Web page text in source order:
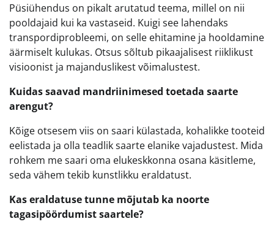
Püsiühendus on pikalt arutatud teema, millel on nii
pooldajaid kui ka vastaseid. Kuigi see lahendaks
transpordiprobleemi, on selle ehitamine ja hooldamine
äärmiselt kulukas. Otsus sõltub pikaajalisest riiklikust
visioonist ja majanduslikest võimalustest.
Kuidas saavad mandriinimesed toetada saarte
arengut?
Kõige otsesem viis on saari külastada, kohalikke tooteid
eelistada ja olla teadlik saarte elanike vajadustest. Mida
rohkem me saari oma elukeskkonna osana käsitleme,
seda vähem tekib kunstlikku eraldatust.
Kas eraldatuse tunne mõjutab ka noorte
tagasipöördumist saartele?